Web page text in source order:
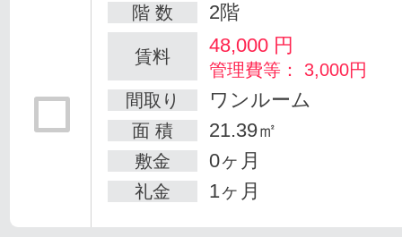
階 数 2階
賃料 48,000 円
管理費等： 3,000円
間取り
ワンルーム
面 積 21.39㎡
敷金 0ヶ月
礼金 1ヶ月